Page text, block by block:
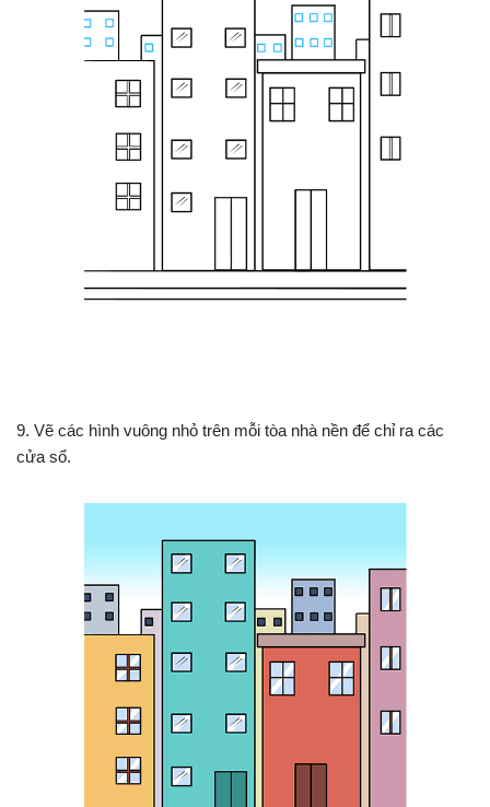
9. Vẽ các hình vuông nhỏ trên mỗi tòa nhà nền để chỉ ra các
cửa sổ.